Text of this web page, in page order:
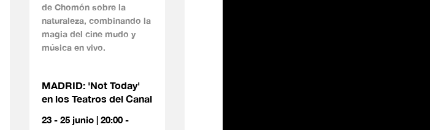
de Chomón sobre la
naturaleza, combinando la
magia del cine mudo y
música en vivo.
MADRID: 'Not Today'
en los Teatros del Canal
23 - 25 junio | 20:00 -